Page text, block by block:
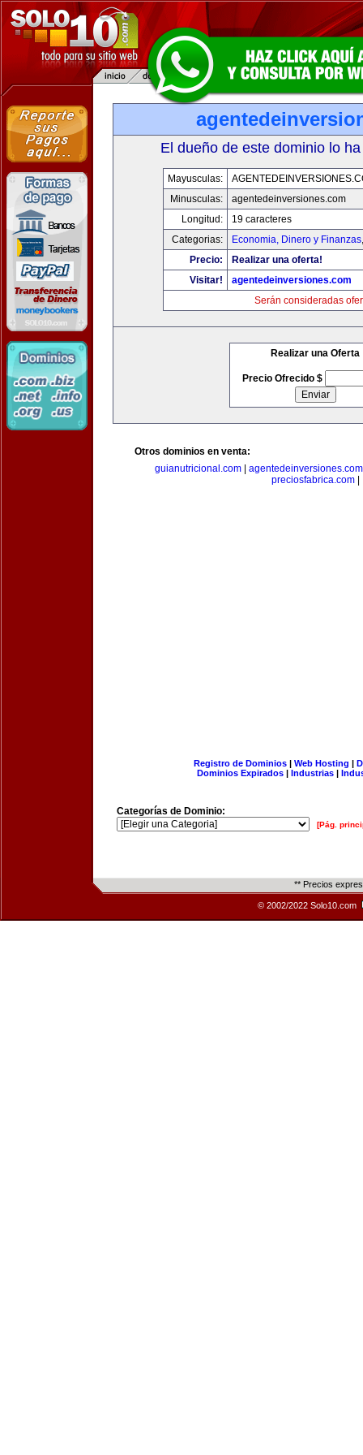
El dueño de este dominio lo
Mayusculas:
Minusculas:
agentedeinversiones.com
Longitud:
19 caracteres
Categorias:
Economia, Dinero y Finanzas
Precio:
Realizar una oferta!
Visitar!
agentedeinversiones.com
Serán consideradas
Realizar una Oferta
Precio Ofrecido $
Otros dominios en venta:
guianutricional.com
agentedeinversiones.com
preciosfabrica.com|
Registro de Dominios| Web Hosting |
Dominios Expirados | Industrias |
Categorías de Dominio:
[Pág.
** Precios
© 2002/2022 Solo10.com